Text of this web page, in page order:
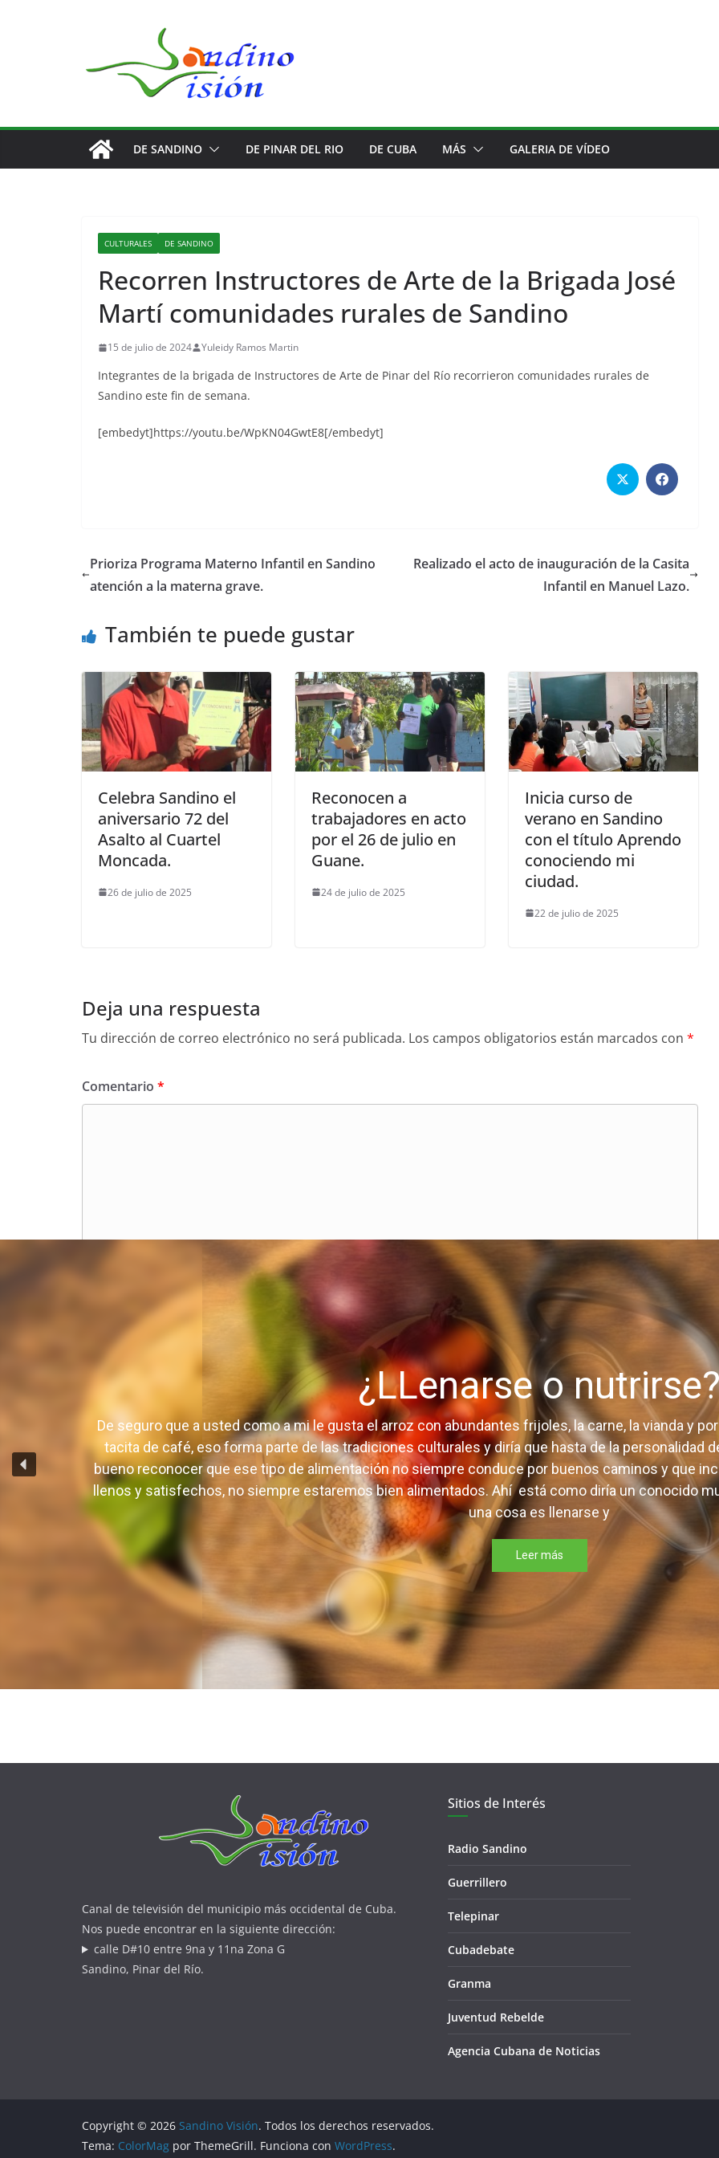
DE SANDINO DE PINAR DEL RIO DE CUBA MÁS GALERIA DE VÍDEO
CULTURALES DE SANDINO
Recorren Instructores de Arte de la Brigada José
Martí comunidades rurales de Sandino
15 de julio de 2024 Yuleidy Ramos Martin
Integrantes de la brigada de Instructores de Arte de Pinar del Río recorrieron comunidades rurales de
Sandino este fin de semana.
[embedyt]https://youtu.be/WpKN04GwtE8[/embedyt]
Prioriza Programa Materno Infantil en Sandino
atención a la materna grave.
Realizado el acto de inauguración de la Casita
Infantil en Manuel Lazo.
También te puede gustar
Celebra Sandino el
aniversario 72 del
Asalto al Cuartel
Moncada.
26 de julio de 2025
Reconocen a
trabajadores en acto
por el 26 de julio en
Guane.
24 de julio de 2025
Inicia curso de
verano en Sandino
con el título Aprendo
conociendo mi
ciudad.
22 de julio de 2025
Deja una respuesta
Tu dirección de correo electrónico no será publicada. Los campos obligatorios están marcados con *
Comentario *
Correo electrónico *
Web
Guarda mi nombre, correo electrónico y web en este navegador para la próxima vez que comente.
COMENTARIOS
Racismo
10 de mayo de 2026 Luis Ángel Calderón Canals
COMENTARIOS
31 de julio de 2026 Luis Ángel Calderón Canals
¿LLenarse o
De seguro que a usted como a mi le gusta el arroz con abundantes frijoles, la carne, la vianda y
tacita de café, eso forma parte de las tradiciones culturales y diría que hasta de la personalidad
bueno reconocer que ese tipo de alimentación no siempre conduce por buenos caminos y que
llenos y satisfechos, no siempre estaremos bien alimentados. Ahí está como diría un conocido
una cosa es llenarse y
Leer más
Canal de televisión del municipio más occidental de Cuba.
Nos puede encontrar en la siguiente dirección:
calle D#10 entre 9na y 11na Zona G
Copyright © 2026Sandino Visión . Todos los derechos reservados.